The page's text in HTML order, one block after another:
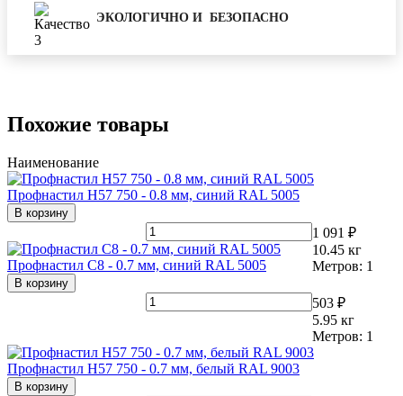
ЭКОЛОГИЧНО И БЕЗОПАСНО
Похожие товары
Наименование
Профнастил Н57 750 - 0.8 мм, синий RAL 5005
В корзину
1 091 ₽
10.45 кг
Метров: 1
Профнастил С8 - 0.7 мм, синий RAL 5005
В корзину
503 ₽
5.95 кг
Метров: 1
Профнастил Н57 750 - 0.7 мм, белый RAL 9003
В корзину